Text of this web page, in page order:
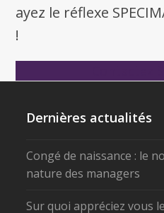
ayez le réflexe
!
Dernières actualités
Congé de naissance : le
nature des managers
Sur quoi appréciez vous